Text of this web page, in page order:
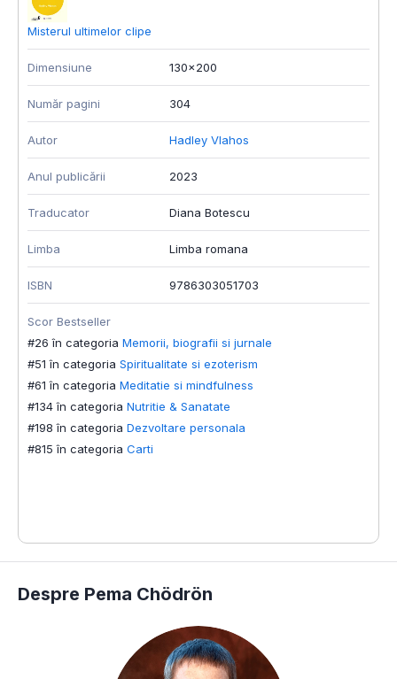
Misterul ultimelor clipe
Dimensiune 130x200
Număr pagini 304
Autor Hadley Vlahos
Anul publicării 2023
Traducator Diana Botescu
Limba Limba romana
ISBN 9786303051703
Scor Bestseller
#26 în categoria Memorii, biografii si jurnale
#51 în categoria Spiritualitate si ezoterism
#61 în categoria Meditatie si mindfulness
#134 în categoria Nutritie & Sanatate
#198 în categoria Dezvoltare personala
#815 în categoria Carti
Despre Pema Chödrön